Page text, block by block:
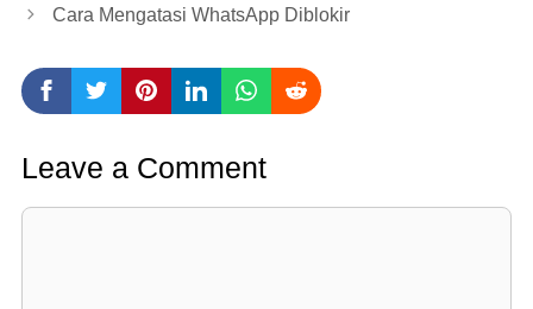
Cara Mengatasi WhatsApp Diblokir
Leave a Comment
Comment